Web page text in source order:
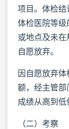
项目。体检
体检医院等
或地点及未
自愿放弃。
因自愿放弃
额，经主管
成绩从高到低
（二）考察